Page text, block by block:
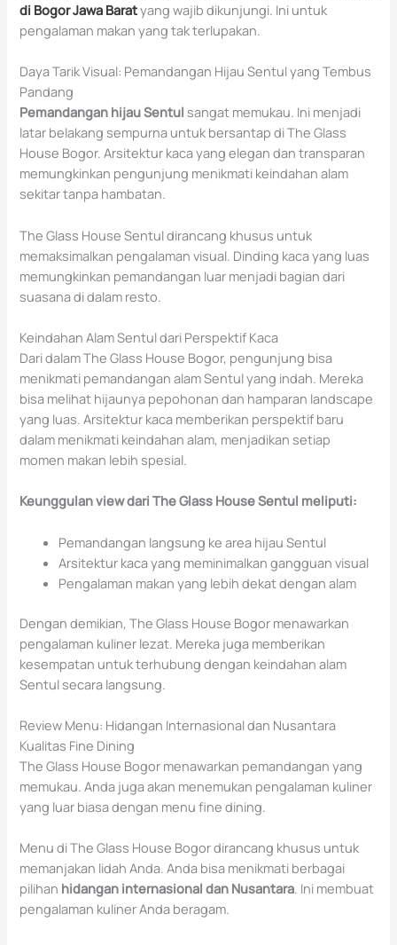
di Bogor Jawa Baratyang wajib dikunjungi. Ini untuk
pengalaman makan yang tak terlupakan.
Daya Tarik Visual: Pemandangan Hijau Sentul yang Tembus
Pandang
Pemandangan hijau Sentul sangat memukau. Ini menjadi
latar belakang sempurna untuk bersantap di The Glass
House Bogor. Arsitektur kaca yang elegan dan transparan
memungkinkan pengunjung menikmati keindahan alam
sekitar tanpa hambatan.
The Glass House Sentul dirancang khusus untuk
memaksimalkan pengalaman visual. Dinding kaca yang luas
memungkinkan pemandangan luar menjadi bagian dari
suasana di dalam resto.
Keindahan Alam Sentul dari Perspektif Kaca
Dari dalam The Glass House Bogor, pengunjung bisa
menikmati pemandangan alam Sentul yang indah. Mereka
bisa melihat hijaunya pepohonan dan hamparan landscape
yang luas. Arsitektur kaca memberikan perspektif baru
dalam menikmati keindahan alam, menjadikan setiap
momen makan lebih spesial.
Keunggulan view dari The Glass House Sentul meliputi:
Pemandangan langsung ke area hijau Sentul
Arsitektur kaca yang meminimalkan gangguan visual
Pengalaman makan yang lebih dekat dengan alam
Dengan demikian, The Glass House Bogor menawarkan
pengalaman kuliner lezat. Mereka juga memberikan
kesempatan untuk terhubung dengan keindahan alam
Sentul secara langsung.
Review Menu: Hidangan Internasional dan Nusantara
Kualitas Fine Dining
The Glass House Bogor menawarkan pemandangan yang
memukau. Anda juga akan menemukan pengalaman kuliner
yang luar biasa dengan menu fine dining.
Menu di The Glass House Bogor dirancang khusus untuk
memanjakan lidah Anda. Anda bisa menikmati berbagai
pilihan hidangan internasional dan Nusantara. Ini membuat
pengalaman kuliner Anda beragam.